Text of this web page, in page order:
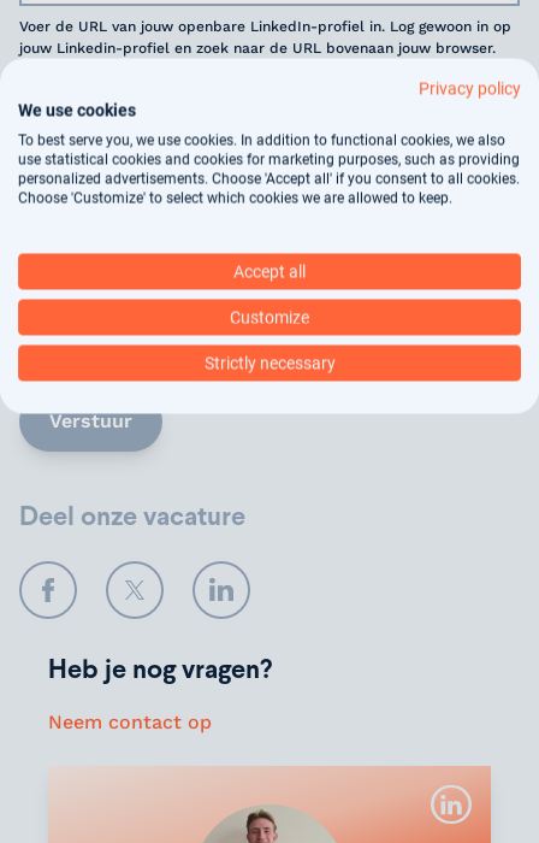
Voer de URL van jouw openbare LinkedIn-profiel in. Log gewoon in op
jouw Linkedin-profiel en zoek naar de URL bovenaan jouw browser.
Motivatie(optioneel)
Jouw gegevens worden gebruikt voor
arbeidsbemiddeling, dit vindt deels geautomatiseerd
privacy statement
wij jouw gegevens verwerken.
Verstuur
Deel onze vacature
FacebookTwitter LinkedIn
Heb je nog vragen?
Neem contact op
Privacy policy
We use cookies
To best serve you, we use cookies. In addition to functional cookies, we also
use statistical cookies and cookies for marketing purposes, such as providing
personalized advertisements. Choose 'Accept all' if you consent to all cookies.
Choose 'Customize' to select which cookies we are allowed to keep.
Accept all
Customize
Strictly necessary